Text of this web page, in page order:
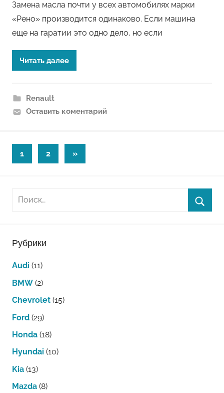
Замена масла почти у всех автомобилях марки
«Рено» производится одинаково. Если машина
еще на гаратии это одно дело, но если
Читать далее
Renault
Оставить коментарий
Пагинация
1 2
Следующие
»
Рубрики
Audi (11)
BMW (2)
Chevrolet (15)
Ford (29)
Honda (18)
Hyundai (10)
Kia (13)
Mazda (8)